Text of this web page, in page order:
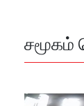
சமூகம்